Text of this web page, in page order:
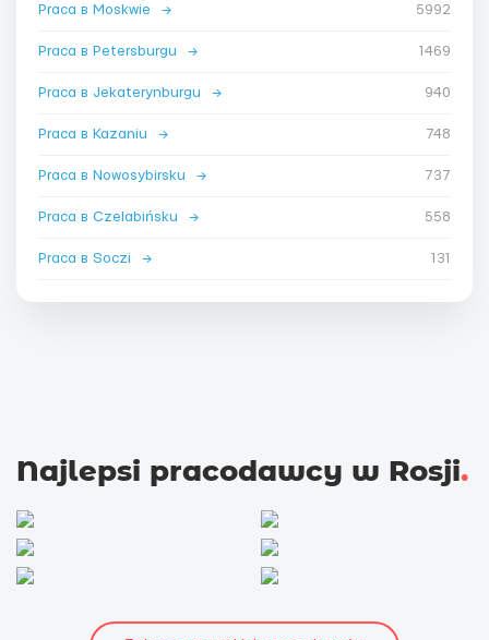
Praca в Moskwie → 5992
Praca в Petersburgu → 1469
Praca в Jekaterynburgu → 940
Praca в Kazaniu → 748
Praca в Nowosybirsku → 737
Praca в Czelabińsku → 558
Praca в Soczi → 131
Najlepsi pracodawcy w Rosji.